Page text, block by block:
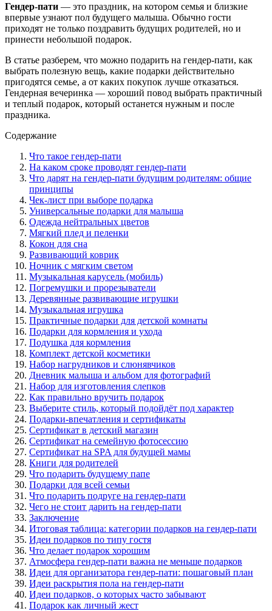
Гендер-пати — это праздник, на котором семья и близкие
впервые узнают пол будущего малыша. Обычно гости
приходят не только поздравить будущих родителей, но и
принести небольшой подарок.
В статье разберем, что можно подарить на гендер-пати, как
выбрать полезную вещь, какие подарки действительно
пригодятся семье, а от каких покупок лучше отказаться.
Гендерная вечеринка — хороший повод выбрать практичный
и теплый подарок, который останется нужным и после
праздника.
Содержание
Что такое гендер-пати
На каком сроке проводят гендер-пати
Что дарят на гендер-пати будущим родителям: общие
принципы
Чек-лист при выборе подарка
Универсальные подарки для малыша
Одежда нейтральных цветов
Мягкий плед и пеленки
Кокон для сна
Развивающий коврик
Ночник с мягким светом
Музыкальная карусель (мобиль)
Погремушки и прорезыватели
Деревянные развивающие игрушки
Музыкальная игрушка
Практичные подарки для детской комнаты
Подарки для кормления и ухода
Подушка для кормления
Комплект детской косметики
Набор нагрудников и слюнявчиков
Дневник малыша и альбом для фотографий
Набор для изготовления слепков
Как правильно вручить подарок
Выберите стиль, который подойдёт под характер
Подарки-впечатления и сертификаты
Сертификат в детский магазин
Сертификат на семейную фотосессию
Сертификат на SPA для будущей мамы
Книги для родителей
Что подарить будущему папе
Подарки для всей семьи
Что подарить подруге на гендер-пати
Чего не стоит дарить на гендер-пати
Заключение
Итоговая таблица: категории подарков на гендер-пати
Идеи подарков по типу гостя
Что делает подарок хорошим
Атмосфера гендер-пати важна не меньше подарков
Идеи для организатора гендер-пати: пошаговый план
Идеи раскрытия пола на гендер-пати
Идеи подарков, о которых часто забывают
Подарок как личный жест